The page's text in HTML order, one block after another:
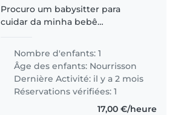
Procuro um babysitter para
cuidar da minha bebê
alguém que se sinta à vontade
com animais de estimação. Ela é
uma bebe de 1 mês e meio ainda
tem o sono..
Nombre d'enfants: 1
Âge des enfants: Nourrisson
Dernière Activité: il y a 2 mois
Réservations vérifiées: 1
17,00 €/heure